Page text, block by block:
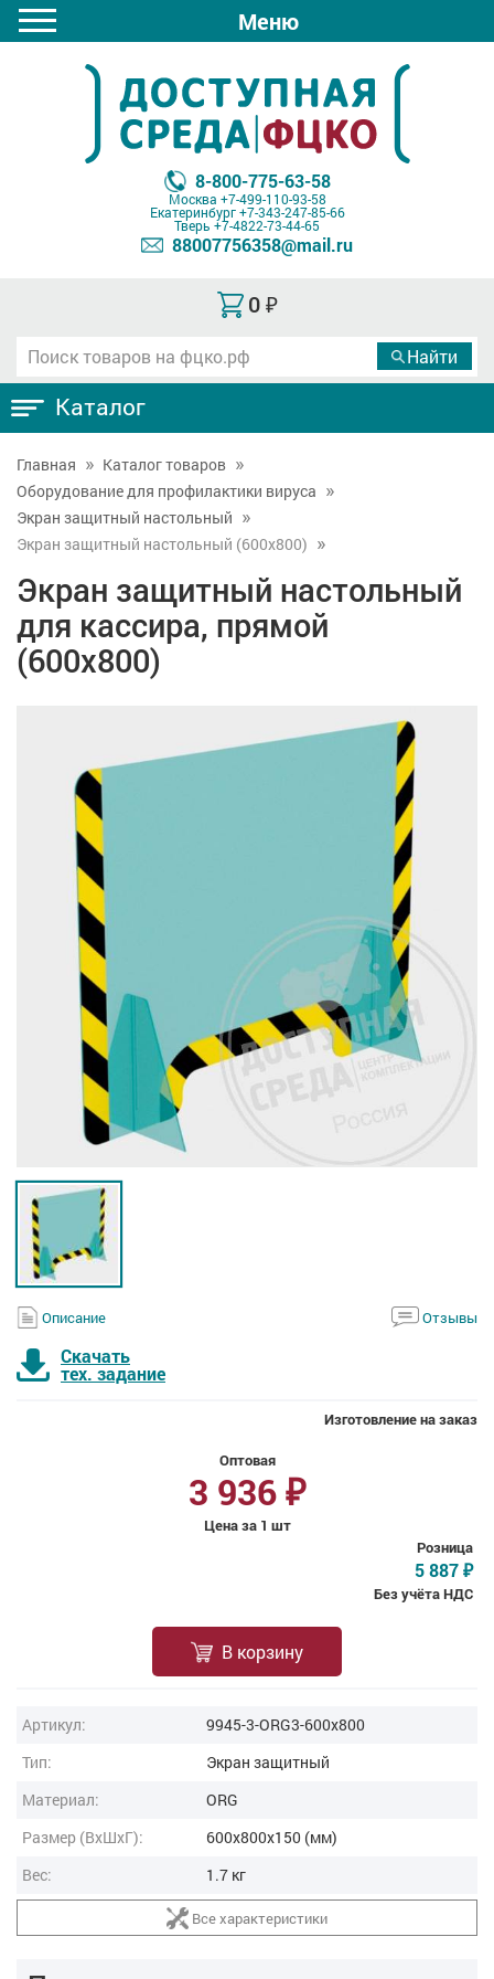
Меню
8-800-775-63-58
Москва +7-499-110-93-58
Екатеринбург+7-343-247-85-66
Тверь +7-4822-73-44-65
88007756358@mail.ru
0 ₽
Каталог
Главная
Каталог товаров
Оборудование для профилактики вируса
Экран защитный настольный
Экран защитный настольный (600x800)
Экран защитный настольный
для кассира, прямой
(600x800)
Описание Отзывы
Скачать
тех. задание
Изготовление на заказ
Оптовая
3 936 ₽
Цена за 1 шт
Розница
5 887 ₽
Без учёта НДС
В корзину
Артикул:
9945-3-ORG3-600x800
Тип:
Экран защитный
Материал:
ORG
Размер (ВxШxГ):
600x800x150 (мм)
Вес:
1.7 кг
Все характеристики